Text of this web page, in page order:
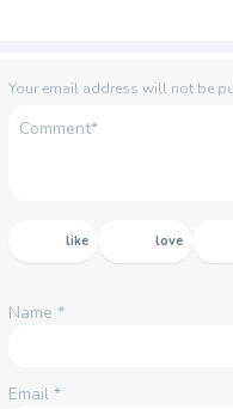
Your email address will not be
like love
Name*
Email*